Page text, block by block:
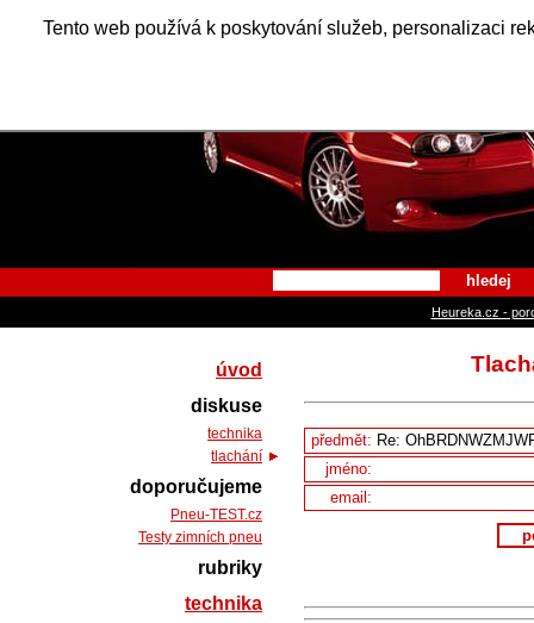
Tento web používá k poskytování služeb, personalizaci
Alfa
hledej
Heureka.cz -
předmět:
jméno:
email:
úvod
diskuse
technika
tlachání
doporučujeme
Pneu-TEST.cz
Testy zimních pneu
rubriky
technika